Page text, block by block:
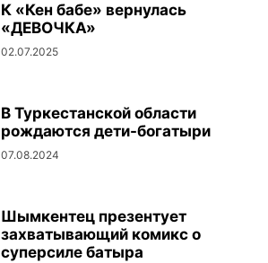
К «Кен бабе» вернулась
«ДЕВОЧКА»
02.07.2025
В Туркестанской области
рождаются дети-богатыри
07.08.2024
Шымкентец презентует
захватывающий комикс о
суперсиле батыра